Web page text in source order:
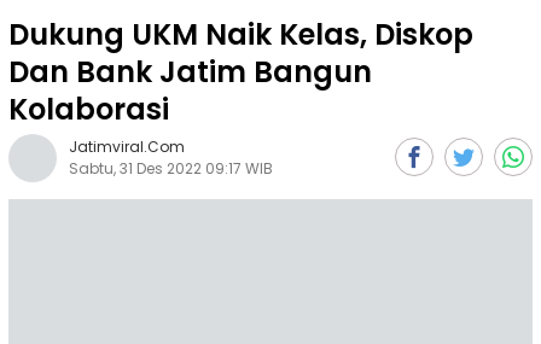
Dukung UKM Naik Kelas, Diskop
Dan Bank Jatim Bangun
Kolaborasi
Jatimviral.com
Sabtu, 31 Des 2022 09:17 WIB